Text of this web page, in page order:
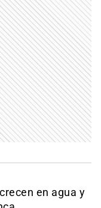
en agua y